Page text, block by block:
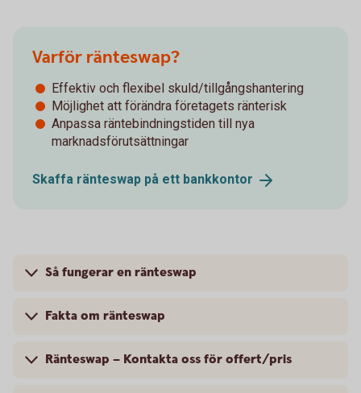
Varför ränteswap?
Effektiv och flexibel skuld/tillgångshantering
Möjlighet att förändra företagets ränterisk
Anpassa räntebindningstiden till nya
marknadsförutsättningar
Skaffa ränteswap på ett bankkontor
Så fungerar en ränteswap
Fakta om ränteswap
Ränteswap – Kontakta oss för offert/pris